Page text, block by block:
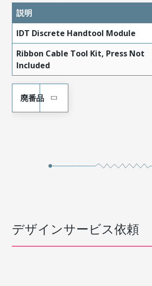
説明
IDT Discrete Handtool Module
Ribbon Cable Tool Kit, Press Not
Included
廃番品
デザインサービス依頼